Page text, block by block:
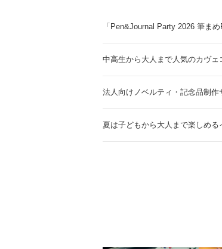
「Pen&Journal Party 2026 筆ま
中高生から大人まで人気のカヴ
法人向けノベルティ・記念品制
夏は子どもから大人まで楽しめ